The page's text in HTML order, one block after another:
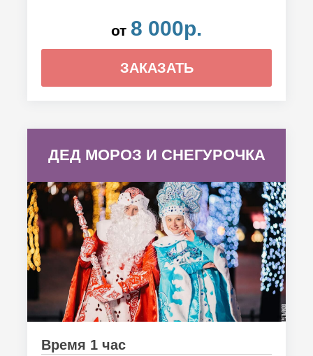
от 8 000р.
ЗАКАЗАТЬ
ДЕД МОРОЗ И СНЕГУРОЧКА
Время 1 час